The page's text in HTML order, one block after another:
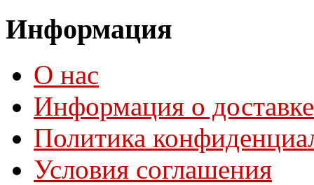
Информация
О нас
Информация о доставке
Политика
Условия соглашения